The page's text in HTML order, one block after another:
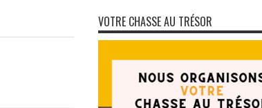
VOTRE CHASSE AU TRÉSOR